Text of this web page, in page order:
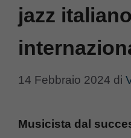
jazz
14 Febbraio 2024 di
Musicista dal